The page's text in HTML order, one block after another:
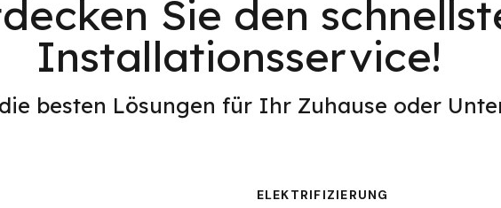
Sie den
Installationsservice!
besten Lösungen für Ihr Zuhause oder
ELEKTRIFIZIERUNG